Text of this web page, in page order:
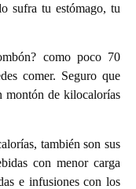
sufra tu estómago, tu
como poco 70
comer. Seguro que
montón de kilocalorías
también son sus
con menor carga
e infusiones con los